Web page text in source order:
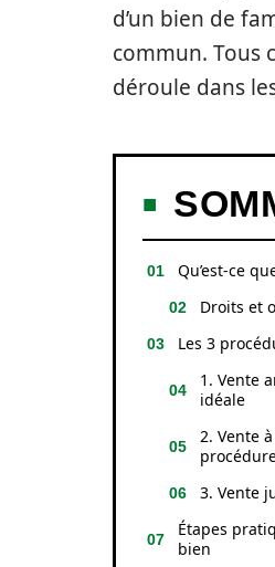
d’un bien de
commun. Tous
déroule dans
Qu’est-ce
Droits et
Les 3
1. Vente
idéale
2. Vente
3. Vente
Étapes
bien